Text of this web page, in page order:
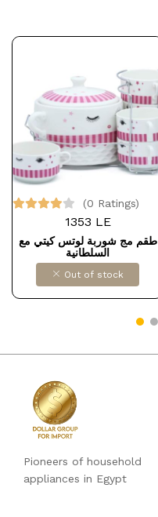
(0 Ratings)
1353 LE
طقم مج شوربة لوتس كيتي مع
السلطانية
Out of stock
Pioneers of household
appliances in Egypt